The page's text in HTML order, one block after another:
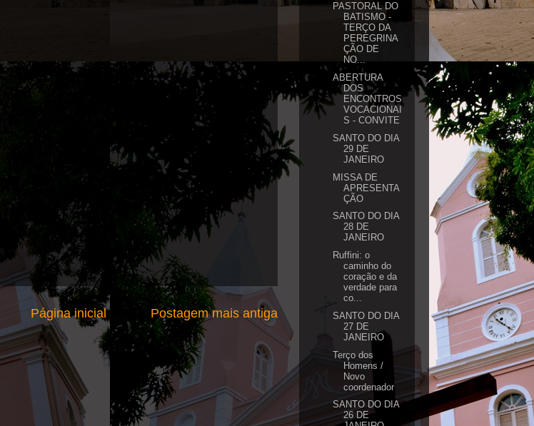
Postagem mais antiga
Página inicial
PASTORAL DO
BATISMO -
TERÇO DA
PEREGRINA
ÇÃO DE
NO...
ABERTURA
DOS
ENCONTROS
VOCACIONAI
S - CONVITE
SANTO DO DIA
29 DE
JANEIRO
MISSA DE
APRESENTA
ÇÃO
SANTO DO DIA
28 DE
JANEIRO
Ruffini: o
caminho do
coração e da
verdade para
co...
SANTO DO DIA
27 DE
JANEIRO
Terço dos
Homens /
Novo
coordenador
SANTO DO DIA
26 DE